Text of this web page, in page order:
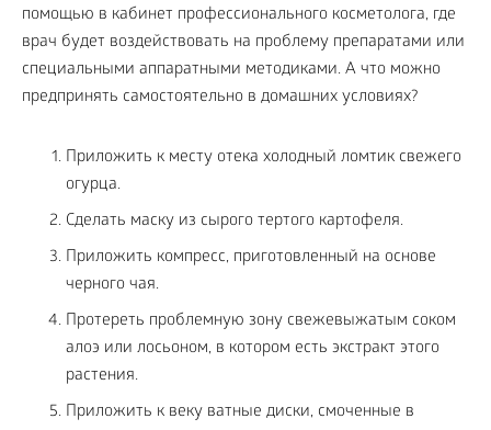
помощью в кабинет профессионального косметолога, где
врач будет воздействовать на проблему препаратами или
специальными аппаратными методиками. А что можно
предпринять самостоятельно в домашних условиях?
Приложить к месту отека холодный ломтик свежего
огурца.
Сделать маску из сырого тертого картофеля.
Приложить компресс, приготовленный на основе
черного чая.
Протереть проблемную зону свежевыжатым соком
алоэ или лосьоном, в котором есть экстракт этого
растения.
Приложить к веку ватные диски, смоченные в